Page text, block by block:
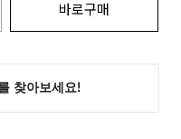
바로구매